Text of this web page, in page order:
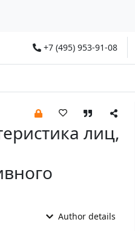
+7 (495) 953-91-08
лиц,
Author details